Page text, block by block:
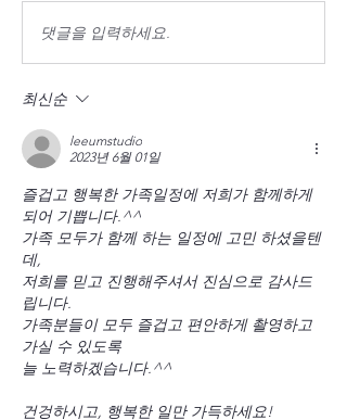
댓글을 입력하세요.
최신순
leeumstudio
2023년 6월 01일
즐겁고 행복한 가족일정에 저희가 함께하게
되어 기쁩니다.^^
가족 모두가 함께 하는 일정에 고민 하셨을텐
데,
저희를 믿고 진행해주셔서 진심으로 감사드
립니다.
가족분들이 모두 즐겁고 편안하게 촬영하고
가실 수 있도록
늘 노력하겠습니다.^^
건겅하시고, 행복한 일만 가득하세요!